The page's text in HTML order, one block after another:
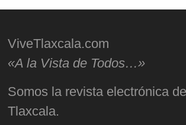
ViveTlaxcala.com
«A la Vista de Todos…»
Somos la revista electrónica
Tlaxcala.